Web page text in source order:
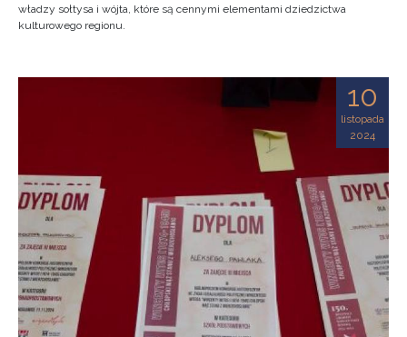
władzy sołtysa i wójta, które są cennymi elementami dziedzictwa
kulturowego regionu.
10
listopada
2024